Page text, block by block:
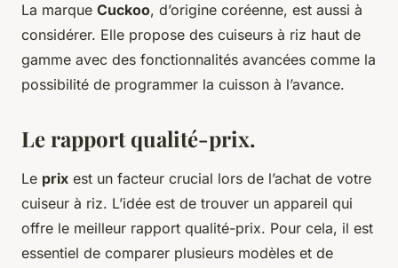
La marque Cuckoo, d’origine coréenne, est aussi à
considérer. Elle propose des cuiseurs à riz haut de
gamme avec des fonctionnalités avancées comme la
possibilité de programmer la cuisson à l’avance.
Le rapport qualité-prix.
Le prix est un facteur crucial lors de l’achat de votre
cuiseur à riz. L’idée est de trouver un appareil qui
offre le meilleur rapport qualité-prix. Pour cela, il est
essentiel de comparer plusieurs modèles et de